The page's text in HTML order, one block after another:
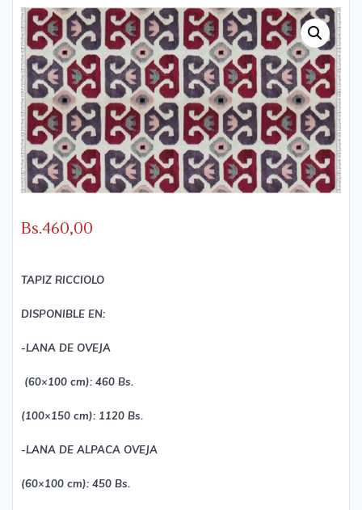
Bs.460,00
TAPIZ RICCIOLO
DISPONIBLE EN:
-LANA DE OVEJA
(60×100 cm): 460 Bs.
(100×150 cm): 1120 Bs.
-LANA DE ALPACA OVEJA
(60×100 cm): 450 Bs.